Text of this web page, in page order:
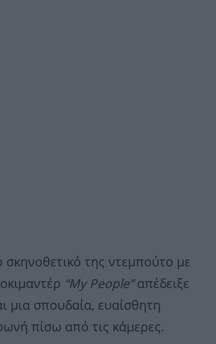
της ντεμπούτο με
“My People”απέδειξε
μια σπουδαία, ευαίσθητη
πίσω από τις κάμερες.